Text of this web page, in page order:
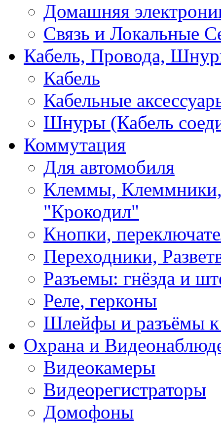
Домашняя
Связь и Локальные
Кабель, Провода,
Кабель
Кабельные
Шнуры (Кабель
Коммутация
Для автомобиля
Клеммы,
"Крокодил"
Кнопки,
Переходники,
Разъемы: гнёзда и
Реле, герконы
Шлейфы и разъёмы
Охрана и
Видеокамеры
Видеорегистраторы
Домофоны